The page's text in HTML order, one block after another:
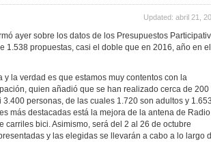
Updated: abril 21,
ayer sobre los datos de los Presupuestos
propuestas, casi el doble que en 2016, año en el
la verdad es que estamos muy contentos con la
quien añadió que se han realizado cerca de 200
personas, de las cuales 1.720 son adultos y 1.653
más destacadas está la mejora de la antena de Radio
bici. Asimismo, será del 2 al 26 de octubre
y las elegidas se llevarán a cabo a lo largo